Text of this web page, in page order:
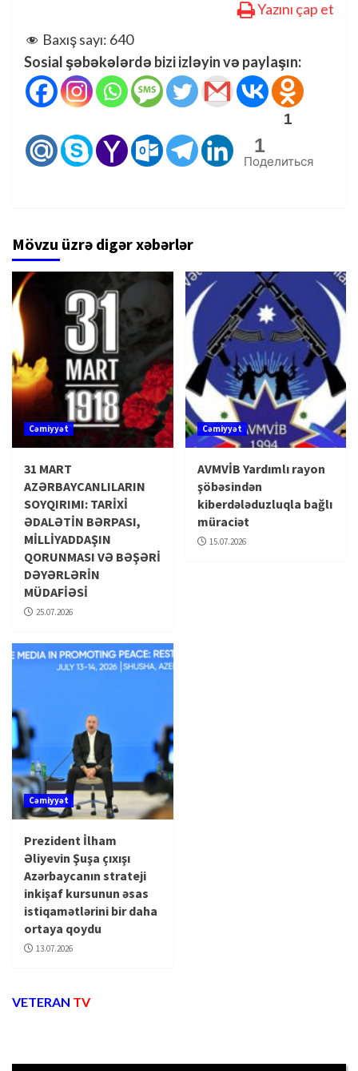
Yazını çap et
Baxış sayı: 640
Sosial şəbəkələrdə bizi izləyin və paylaşın:
1
1
Поделиться
Mövzu üzrə digər xəbərlər
Cəmiyyət
31 MART
AZƏRBAYCANLILARIN
SOYQIRIMI: TARİXİ
ƏDALƏTİN BƏRPASI,
MİLLİYADDAŞIN
QORUNMASI VƏ BƏŞƏRİ
DƏYƏRLƏRİN
MÜDAFİƏSİ
25.07.2026
Cəmiyyət
AVMVİB Yardımlı rayon
şöbəsindən
kiberdələduzluqla bağlı
müraciət
15.07.2026
Cəmiyyət
Prezident İlham
Əliyevin Şuşa çıxışı
Azərbaycanın strateji
inkişaf kursunun əsas
istiqamətlərini bir daha
ortaya qoydu
13.07.2026
VETERAN TV